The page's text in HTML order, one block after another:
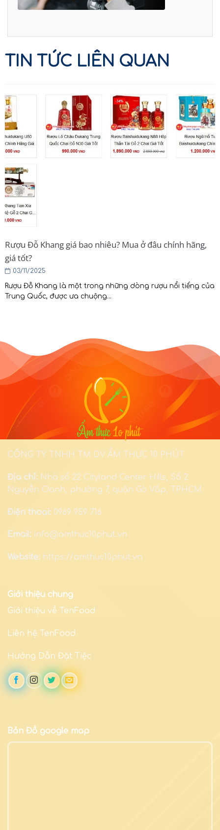
TIN TỨC LIÊN QUAN
Rượu Đỗ Khang giá bao nhiêu? Mua ở đâu chính hãng,
giá tốt?
03/11/2025
Rượu Đỗ Khang là một trong những dòng rượu nổi tiếng của
Trung Quốc, được ưa chuộng...
CÔNG TY TNHH TM DV ẨM THỰC 10 PHÚT
Địa chỉ: Nhà số 22 Cityland Center Hills, Số 2
Nguyễn Oanh, phường 7, quận Gò Vấp, TPHCM
Điện thoại: 0969 959 716
Email: info@amthuc10phut.vn
Website: https://amthuc10phut.vn
Giới thiệu chung
Giới thiệu về TenFood
Liên hệ TenFood
Hướng Dẫn Đặt Tiệc
Bản Đồ google map